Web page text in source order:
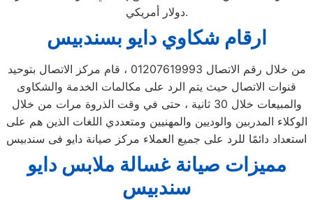
دولار أمريكي.
ارقام شكاوي دايو بسندبيس
من خلال رقم الاتصال 01207619993 ، قام مركز الاتصال بتوحيد
قنوات الاتصال حيث يتم الرد على مكالمات الخدمة والشكاوى
والمبيعات خلال 30 ثانية ، حتى في وقت الذروة مرات من خلال
الوكلاء المدربين والوديين والمهنيين ومتعددي اللغات الذين هم على
استعداد دائمًا للرد على جميع العملاء مركز صيانة دايو فى سندبيس
مميزات صيانة غسالة ملابس دايو
سندبيس